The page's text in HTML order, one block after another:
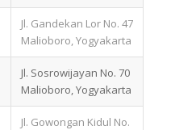
Jl. Gandekan Lor No. 47
Malioboro, Yogyakarta
Jl. Sosrowijayan No. 70
Malioboro, Yogyakarta
Jl. Gowongan Kidul No.